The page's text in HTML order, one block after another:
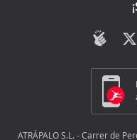
ATRÁPALO S.L. - Carrer de